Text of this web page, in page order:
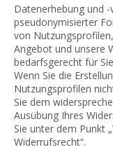
Datenerhebung und
pseudonymisierter
von
Angebot und unsere
bedarfsgerecht für
Wenn Sie die
Nutzungsprofilen
Sie dem
Ausübung Ihres
Sie unter dem Punkt
Widerrufsrecht“.